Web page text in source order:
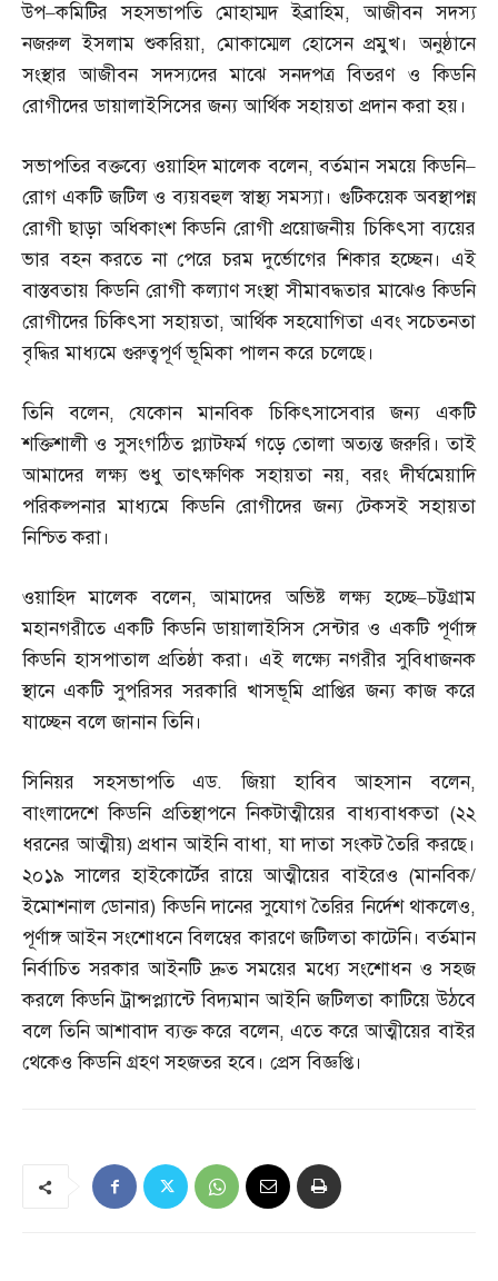
উপ–কমিটির সহসভাপতি মোহাম্মদ ইব্রাহিম,আজীবন সদস্য
নজরুল ইসলাম শুকরিয়া,মোকাম্মেল হোসেন প্রমুখ। অনুষ্ঠানে
সংস্থার আজীবন সদস্যদের মাঝে সনদপত্র বিতরণ ও কিডনি
রোগীদের ডায়ালাইসিসের জন্য আর্থিক সহায়তা প্রদান করা হয়।
সভাপতির বক্তব্যে ওয়াহিদ মালেক বলেন,বর্তমান সময়ে কিডনি–
রোগ একটি জটিল ও ব্যয়বহুল স্বাস্থ্য সমস্যা। গুটিকয়েক অবস্থাপন্ন
রোগী ছাড়া অধিকাংশ কিডনি রোগী প্রয়োজনীয় চিকিৎসা ব্যয়ের
ভার বহন করতে না পেরে চরম দুর্ভোগের শিকার হচ্ছেন। এই
বাস্তবতায় কিডনি রোগী কল্যাণ সংস্থা সীমাবদ্ধতার মাঝেও কিডনি
রোগীদের চিকিৎসা সহায়তা,আর্থিক সহযোগিতা এবং সচেতনতা
বৃদ্ধির মাধ্যমে গুরুত্বপূর্ণ ভূমিকা পালন করে চলেছে।
তিনি বলেন,যেকোন মানবিক চিকিৎসাসেবার জন্য একটি
শক্তিশালী ও সুসংগঠিত প্ল্যাটফর্ম গড়ে তোলা অত্যন্ত জরুরি। তাই
আমাদের লক্ষ্য শুধু তাৎক্ষণিক সহায়তা নয়,বরং দীর্ঘমেয়াদি
পরিকল্পনার মাধ্যমে কিডনি রোগীদের জন্য টেকসই সহায়তা
নিশ্চিত করা।
ওয়াহিদ মালেক বলেন,আমাদের অভিষ্ট লক্ষ্য হচ্ছে–চট্টগ্রাম
মহানগরীতে একটি কিডনি ডায়ালাইসিস সেন্টার ও একটি পূর্ণাঙ্গ
কিডনি হাসপাতাল প্রতিষ্ঠা করা। এই লক্ষ্যে নগরীর সুবিধাজনক
স্থানে একটি সুপরিসর সরকারি খাসভূমি প্রাপ্তির জন্য কাজ করে
যাচ্ছেন বলে জানান তিনি।
সিনিয়র সহসভাপতি এড.জিয়া হাবিব আহসান বলেন,
বাংলাদেশে কিডনি প্রতিস্থাপনে নিকটাত্মীয়ের বাধ্যবাধকতা (২২
ধরনের আত্মীয়)প্রধান আইনি বাধা,যা দাতা সংকট তৈরি করছে।
২০১৯ সালের হাইকোর্টের রায়ে আত্মীয়ের বাইরেও (মানবিক/
ইমোশনাল ডোনার)কিডনি দানের সুযোগ তৈরির নির্দেশ থাকলেও,
পূর্ণাঙ্গ আইন সংশোধনে বিলম্বের কারণে জটিলতা কাটেনি। বর্তমান
নির্বাচিত সরকার আইনটি দ্রুত সময়ের মধ্যে সংশোধন ও সহজ
করলে কিডনি ট্রান্সপ্ল্যান্টে বিদ্যমান আইনি জটিলতা কাটিয়ে উঠবে
বলে তিনি আশাবাদ ব্যক্ত করে বলেন,এতে করে আত্মীয়ের বাইর
থেকেও কিডনি গ্রহণ সহজতর হবে। প্রেস বিজ্ঞপ্তি।